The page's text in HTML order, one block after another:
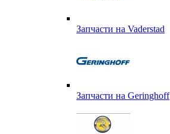
Запчасти на Vaderstad
Запчасти на Geringhoff